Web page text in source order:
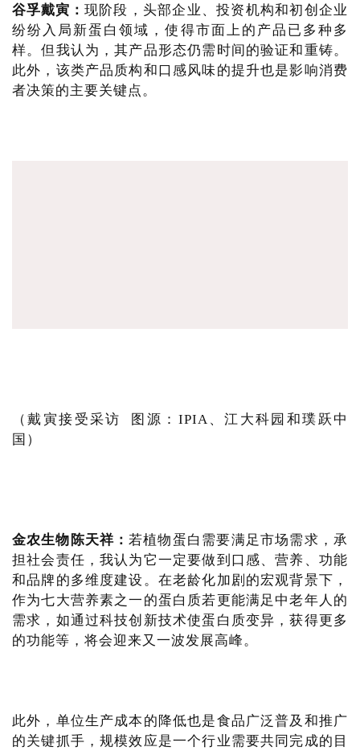
谷孚戴寅： 现阶段，头部企业、投资机构和初创企业
纷纷入局新蛋白领域，使得市面上的产品已多种多
样。但我认为，其产品形态仍需时间的验证和重铸。
此外，该类产品质构和口感风味的提升也是影响消费
者决策的主要关键点。
（戴寅接受采访 图源：IPIA、江大科园和璞跃中
国）
金农生物陈天祥： 若植物蛋白需要满足市场需求，承
担社会责任，我认为它一定要做到口感、营养、功能
和品牌的多维度建设。在老龄化加剧的宏观背景下，
作为七大营养素之一的蛋白质若更能满足中老年人的
需求，如通过科技创新技术使蛋白质变异，获得更多
的功能等，将会迎来又一波发展高峰。
此外，单位生产成本的降低也是食品广泛普及和推广
的关键抓手，规模效应是一个行业需要共同完成的目